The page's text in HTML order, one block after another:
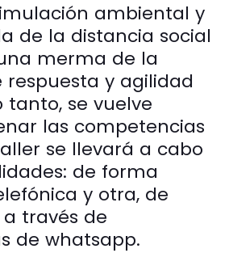
ambiental y
de la distancia social
merma de la
y agilidad
tanto, se vuelve
las competencias
se llevará a cabo
de forma
y otra, de
través de
de whatsapp.